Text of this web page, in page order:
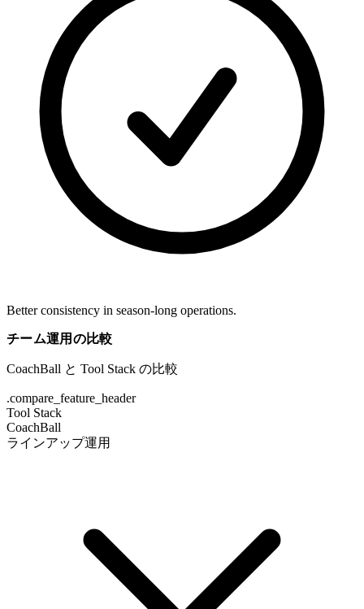
Better consistency in season-long operations.
チーム運用の比較
CoachBall と Tool Stack の比較
.compare_feature_header
Tool Stack
CoachBall
ラインアップ運用